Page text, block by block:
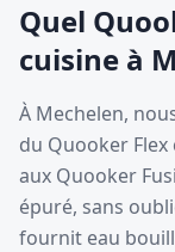
Quel
cuisine à
À Mechelen,
du Quooker
aux Quooker
épuré, sans
fournit eau